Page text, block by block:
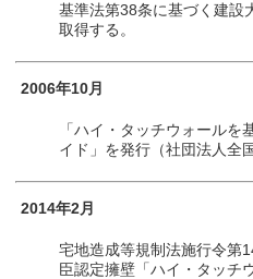
基準法第38条に基づく建設
取得する。
2006年10月
「ハイ・タッチウォール
イド」を発行（社団法人全
2014年2月
宅地造成等規制法施行令第
臣認定擁壁「ハイ・タッチ